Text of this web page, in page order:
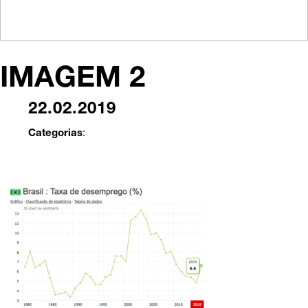
IMAGEM 2
22.02.2019
Categorias: